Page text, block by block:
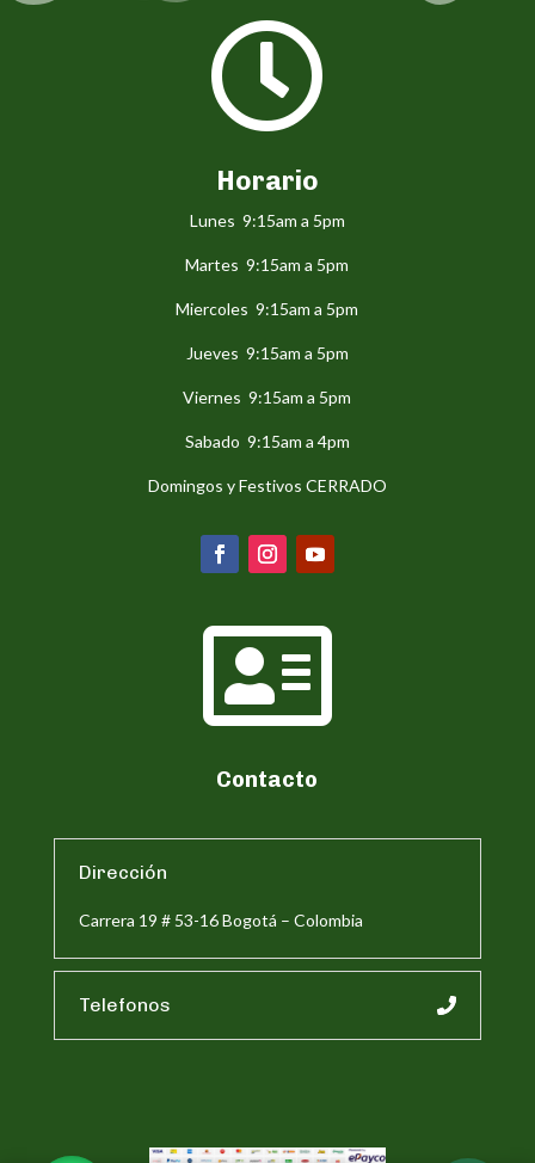

Horario
Lunes 9:15am a 5pm
Martes 9:15am a 5pm
Miercoles 9:15am a 5pm
Jueves 9:15am a 5pm
Viernes 9:15am a 5pm
Sabado 9:15am a 4pm
Domingos y Festivos CERRADO

Contacto
Dirección
Carrera 19 # 53-16 Bogotá – Colombia
Telefonos